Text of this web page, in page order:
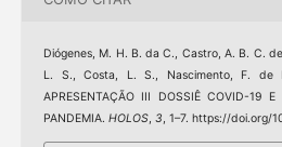
Diógenes, M. H. B. da C., Castro, A. B. C.
L. S., Costa, L. S., Nascimento, F. de
APRESENTAÇÃO III DOSSIÊ COVID-19
PANDEMIA. HOLOS, 3, 1–7. https://doi.org/